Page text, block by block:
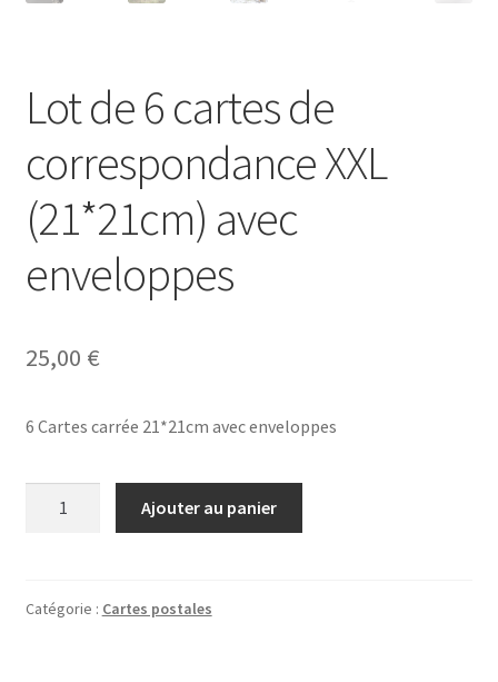
Lot de 6 cartes de
correspondance XXL
(21*21cm) avec
enveloppes
25,00 €
6 Cartes carrée 21*21cm avec enveloppes
6
Ajouter au panier
Catégorie : Cartes postales